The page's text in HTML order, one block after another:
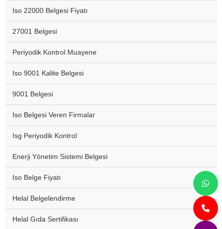
Iso 22000 Belgesi Fiyatı
27001 Belgesi
Periyodik Kontrol Muayene
Iso 9001 Kalite Belgesi
9001 Belgesi
Iso Belgesi Veren Firmalar
Isg Periyodik Kontrol
Enerji Yönetim Sistemi Belgesi
Iso Belge Fiyatı
Helal Belgelendirme
Helal Gıda Sertifikası